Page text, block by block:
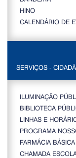
HINO
CALENDÁRIO DE
SERVIÇOS -
ILUMINAÇÃO
BIBLIOTECA
LINHAS E
PROGRAMA
FARMÁCIA
CHAMADA